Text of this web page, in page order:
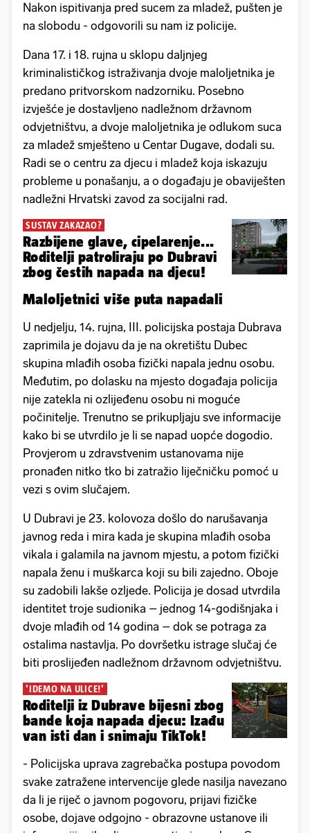
Nakon ispitivanja pred sucem za mladež, pušten je
na slobodu - odgovorili su nam iz policije.
Dana 17. i 18. rujna u sklopu daljnjeg
kriminalističkog istraživanja dvoje maloljetnika je
predano pritvorskom nadzorniku. Posebno
izvješće je dostavljeno nadležnom državnom
odvjetništvu, a dvoje maloljetnika je odlukom suca
za mladež smješteno u Centar Dugave, dodali su.
Radi se o centru za djecu i mladež koja iskazuju
probleme u ponašanju, a o događaju je obaviješten
nadležni Hrvatski zavod za socijalni rad.
SUSTAV ZAKAZAO?
Razbijene glave, cipelarenje...
Roditelji patroliraju po Dubravi
zbog čestih napada na djecu!
Maloljetnici više puta napadali
U nedjelju, 14. rujna, III. policijska postaja Dubrava
zaprimila je dojavu da je na okretištu Dubec
skupina mlađih osoba fizički napala jednu osobu.
Međutim, po dolasku na mjesto događaja policija
nije zatekla ni ozlijeđenu osobu ni moguće
počinitelje. Trenutno se prikupljaju sve informacije
kako bi se utvrdilo je li se napad uopće dogodio.
Provjerom u zdravstvenim ustanovama nije
pronađen nitko tko bi zatražio liječničku pomoć u
vezi s ovim slučajem.
U Dubravi je 23. kolovoza došlo do narušavanja
javnog reda i mira kada je skupina mlađih osoba
vikala i galamila na javnom mjestu, a potom fizički
napala ženu i muškarca koji su bili zajedno. Oboje
su zadobili lakše ozljede. Policija je dosad utvrdila
identitet troje sudionika – jednog 14-godišnjaka i
dvoje mlađih od 14 godina – dok se potraga za
ostalima nastavlja. Po dovršetku istrage slučaj će
biti proslijeđen nadležnom državnom odvjetništvu.
'IDEMO NA ULICE!'
Roditelji iz Dubrave bijesni zbog
bande koja napada djecu: Izađu
van isti dan i snimaju TikTok!
- Policijska uprava zagrebačka postupa povodom
svake zatražene intervencije glede nasilja navezano
da li je riječ o javnom pogovoru, prijavi fizičke
osobe, dojave odgojno - obrazovne ustanove ili